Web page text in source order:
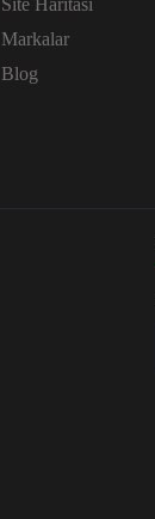
Site Haritası
Markalar
Blog